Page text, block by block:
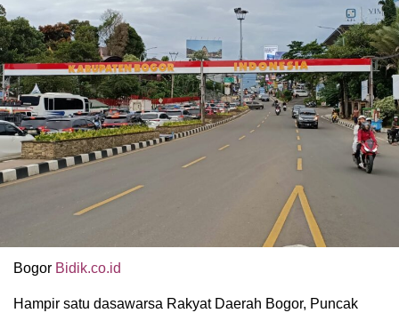
Bogor Bidik.co.id
Hampir satu dasawarsa Rakyat Daerah Bogor, Puncak